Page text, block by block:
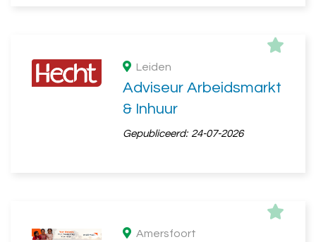
Leiden
Adviseur Arbeidsmarkt
& Inhuur
Gepubliceerd: 24-07-2026
Amersfoort